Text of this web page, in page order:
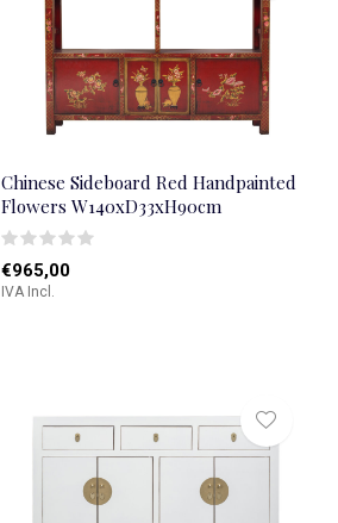
Chinese Sideboard Red Handpainted
Flowers W140xD33xH90cm
€965,00
IVA Incl.